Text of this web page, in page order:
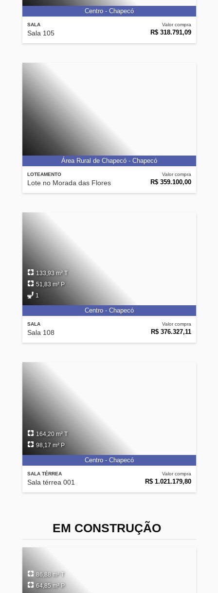
SALA
Sala 105
Valor compra
R$ 318.791,09
Centro - Chapecó
LOTEAMENTO
Lote no Morada das Flores
Valor compra
R$ 359.100,00
Área Rural de Chapecó - Chapecó
SALA
Sala 108
Valor compra
R$ 376.327,11
133,93 m² T
51,83 m² P
1
Centro - Chapecó
SALA TÉRREA
Sala térrea 001
Valor compra
R$ 1.021.179,80
164,20 m² T
98,17 m² P
Centro - Chapecó
EM CONSTRUÇÃO
86,88 m² T
64,85 m² P